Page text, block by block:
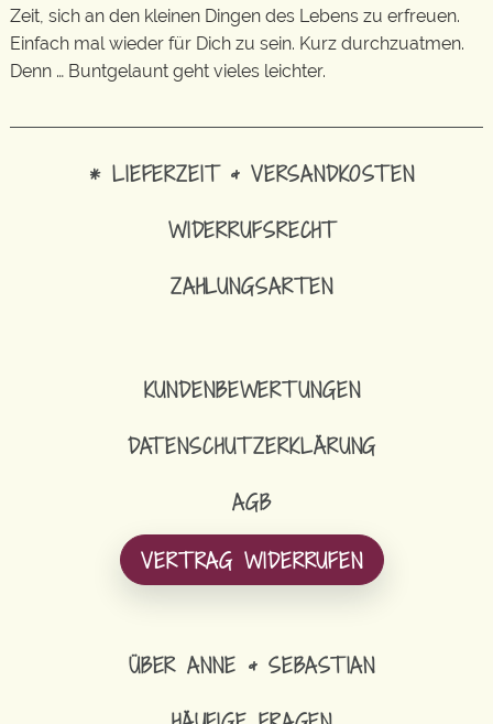
Zeit, sich an den kleinen Dingen des Lebens zu erfreuen.
Einfach mal wieder für Dich zu sein. Kurz durchzuatmen.
Denn … Buntgelaunt geht vieles leichter.
* LIEFERZEIT & VERSANDKOSTEN
WIDERRUFSRECHT
ZAHLUNGSARTEN
KUNDENBEWERTUNGEN
DATENSCHUTZERKLÄRUNG
AGB
VERTRAG WIDERRUFEN
ÜBER ANNE & SEBASTIAN